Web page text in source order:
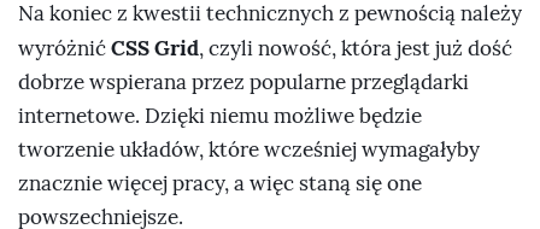
Na koniec z kwestii technicznych z pewnością należy
wyróżnićCSS Grid, czyli nowość, która jest już dość
dobrze wspierana przez popularne przeglądarki
internetowe. Dzięki niemu możliwe będzie
tworzenie układów, które wcześniej wymagałyby
znacznie więcej pracy, a więc staną się one
powszechniejsze.